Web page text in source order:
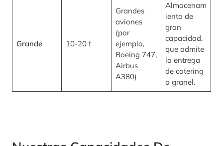
Grande 10-20 t
Grandes
aviones
(por
ejemplo,
Boeing 747,
Airbus
A380)
Almacenam
iento de
gran
capacidad,
que admite
la entrega
de catering
a granel.